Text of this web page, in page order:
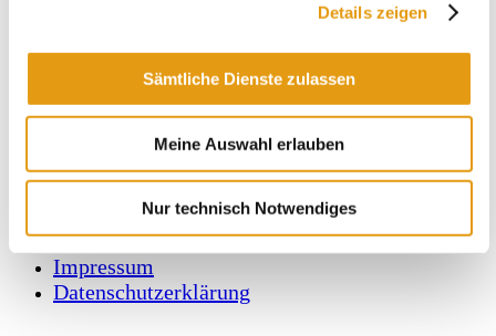
Details zeigen
Sämtliche Dienste zulassen
Meine Auswahl erlauben
Nur technisch Notwendiges
Kontakt
Impressum
Datenschutzerklärung